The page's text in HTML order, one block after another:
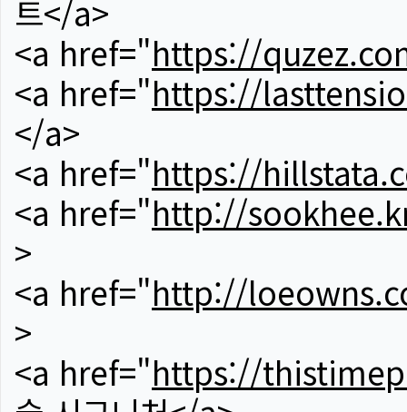
트</a>
<a href="https://
<a href="https://
</a>
<a href="https://
<a href="http://
>
<a href="http://
>
<a href="https://